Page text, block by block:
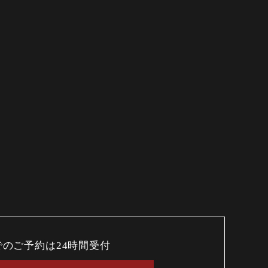
のご予約は24時間受付